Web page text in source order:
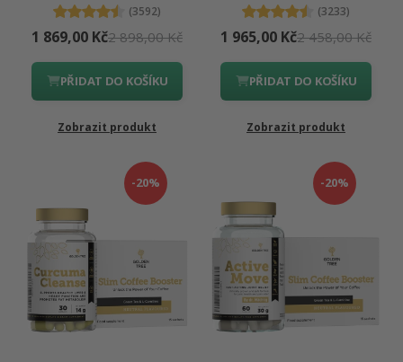
(3592)
1 869,00 Kč2 898,00 Kč
PŘIDAT DO KOŠÍKU
Zobrazit produkt
(3233)
1 965,00 Kč2 458,00 Kč
PŘIDAT DO KOŠÍKU
Zobrazit produkt
-20% -20%